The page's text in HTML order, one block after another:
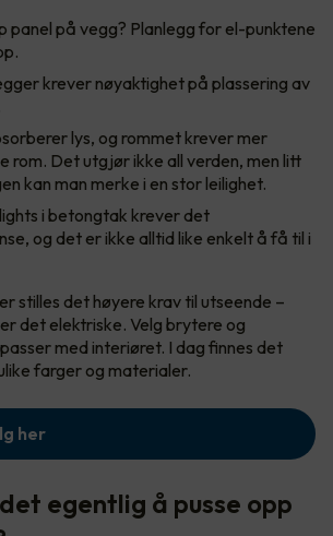
panel på vegg? Planlegg for el-punktene
krever nøyaktighet på plassering av
lys, og rommet krever mer
rom. Det utgjør ikke all verden, men litt
kan man merke i en stor leilighet.
i betongtak krever det
og det er ikke alltid like enkelt å få til i
stilles det høyere krav til utseende –
det elektriske. Velg brytere og
med interiøret. I dag finnes det
farger og materialer.
her
egentlig å pusse opp